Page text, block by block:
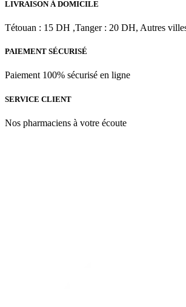
LIVRAISON À DOMICILE
Tétouan : 15 DH ,Tanger : 20 DH, Autres
PAIEMENT SÉCURISÉ
Paiement 100% sécurisé en ligne
SERVICE CLIENT
Nos pharmaciens à votre écoute